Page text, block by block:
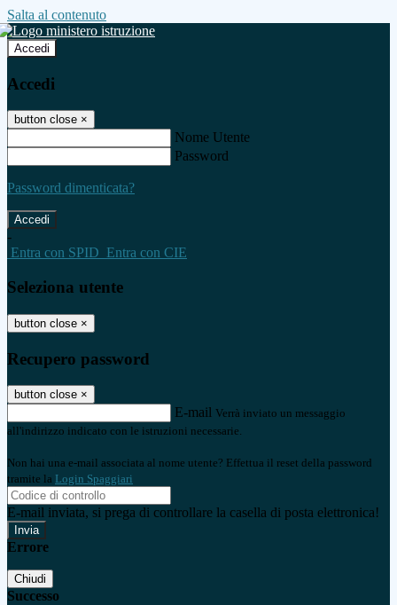
Salta al contenuto
Accedi
Accedi
button close ×
Nome Utente
Password
Password dimenticata?
-
Entra con SPID Entra con CIE
Seleziona utente
button close ×
Recupero password
button close ×
E-mail Verrà inviato un messaggio
all'indirizzo indicato con le istruzioni necessarie.
Non hai una e-mail associata al nome utente? Effettua il reset della password
tramite la Login Spaggiari
E-mail inviata, si prega di controllare la casella di posta elettronica!
Errore
Chiudi
Successo